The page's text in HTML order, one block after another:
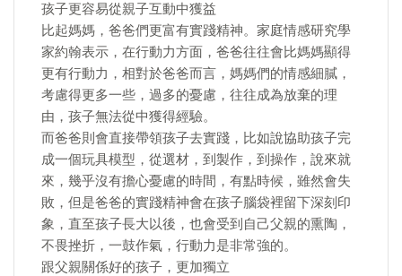
孩子更容易從親子互動中獲益
比起媽媽，爸爸們更富有實踐精神。家庭情感研究學
家約翰表示，在行動力方面，爸爸往往會比媽媽顯得
更有行動力，相對於爸爸而言，媽媽們的情感細膩，
考慮得更多一些，過多的憂慮，往往成為放棄的理
由，孩子無法從中獲得經驗。
而爸爸則會直接帶領孩子去實踐，比如說協助孩子完
成一個玩具模型，從選材，到製作，到操作，說來就
來，幾乎沒有擔心憂慮的時間，有點時候，雖然會失
敗，但是爸爸的實踐精神會在孩子腦袋裡留下深刻印
象，直至孩子長大以後，也會受到自己父親的熏陶，
不畏挫折，一鼓作氣，行動力是非常強的。
跟父親關係好的孩子，更加獨立